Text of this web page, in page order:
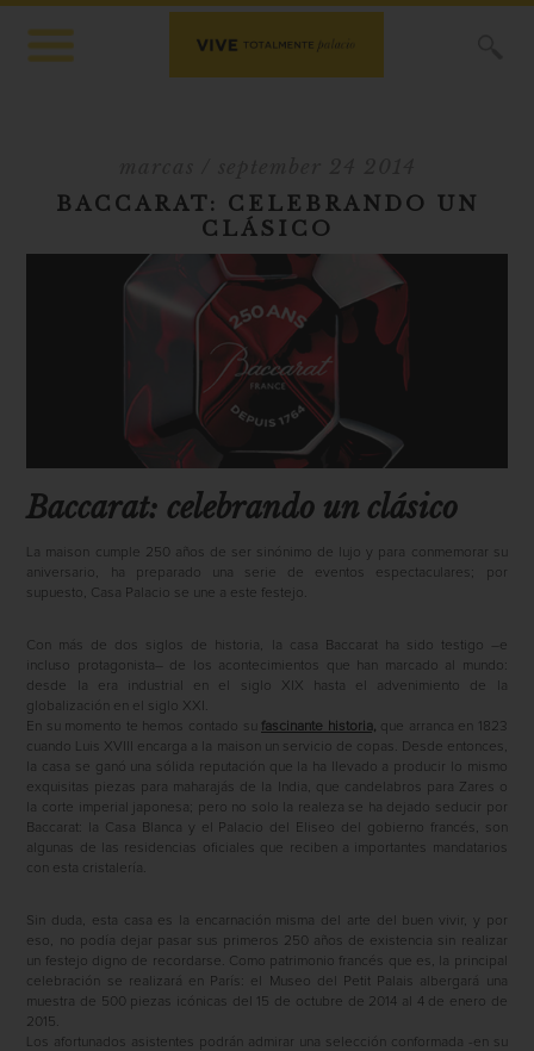
BACCARAT: CELEBRANDO UN
CLÁSICO
Baccarat: celebrando un clásico
La maison cumple 250 años de ser sinónimo de lujo y para conmemorar su
aniversario, ha preparado una serie de eventos espectaculares; por
supuesto, Casa Palacio se une a este festejo.
Con más de dos siglos de historia, la casa Baccarat ha sido testigo –e
incluso protagonista– de los acontecimientos que han marcado al mundo:
desde la era industrial en el siglo XIX hasta el advenimiento de la
globalización en el siglo XXI.
En su momento te hemos contado su
fascinante historia, que arranca en 1823
cuando Luis XVIII encarga a la maison un servicio de copas. Desde entonces,
la casa se ganó una sólida reputación que la ha llevado a producir lo mismo
exquisitas piezas para maharajás de la India, que candelabros para Zares o
la corte imperial japonesa; pero no solo la realeza se ha dejado seducir por
Baccarat: la Casa Blanca y el Palacio del Eliseo del gobierno francés, son
algunas de las residencias oficiales que reciben a importantes mandatarios
con esta cristalería.
Sin duda, esta casa es la encarnación misma del arte del buen vivir, y por
eso, no podía dejar pasar sus primeros 250 años de existencia sin realizar
un festejo digno de recordarse. Como patrimonio francés que es, la principal
celebración se realizará en París: el Museo del Petit Palais albergará una
muestra de 500 piezas icónicas del 15 de octubre de 2014 al 4 de enero de
2015.
Los afortunados asistentes podrán admirar una selección conformada -en su